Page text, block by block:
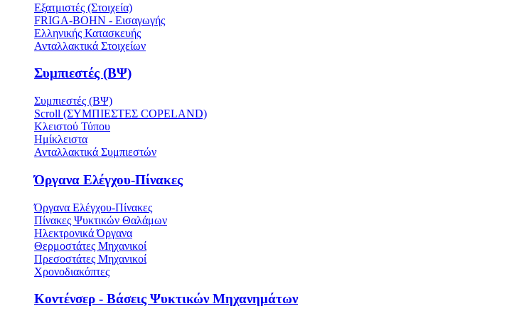
Εξατμιστές (Στοιχεία)
FRIGA-BOHN - Εισαγωγής
Ελληνικής Κατασκευής
Ανταλλακτικά Στοιχείων
Συμπιεστές (ΒΨ)
Συμπιεστές (ΒΨ)
Scroll (ΣΥΜΠΙΕΣΤΕΣ COPELAND)
Κλειστού Τύπου
Ημίκλειστα
Ανταλλακτικά Συμπιεστών
Όργανα Ελέγχου-Πίνακες
Όργανα Ελέγχου-Πίνακες
Πίνακες Ψυκτικών Θαλάμων
Ηλεκτρονικά Όργανα
Θερμοστάτες Μηχανικοί
Πρεσοστάτες Μηχανικοί
Χρονοδιακόπτες
Κοντένσερ - Βάσεις Ψυκτικών Μηχανημάτων